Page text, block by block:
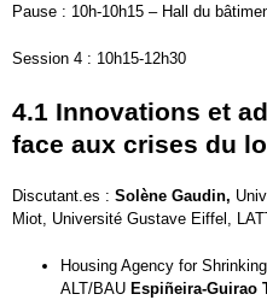
Pause : 10h-10h15 – Hall du
Session 4 : 10h15-12h30
4.1 Innovations et
face aux crises du
Discutant.es : Solène Gaudin,
Miot, Université Gustave Eiffel,
Housing Agency for
ALT/BAU Espiñeira-Guirao